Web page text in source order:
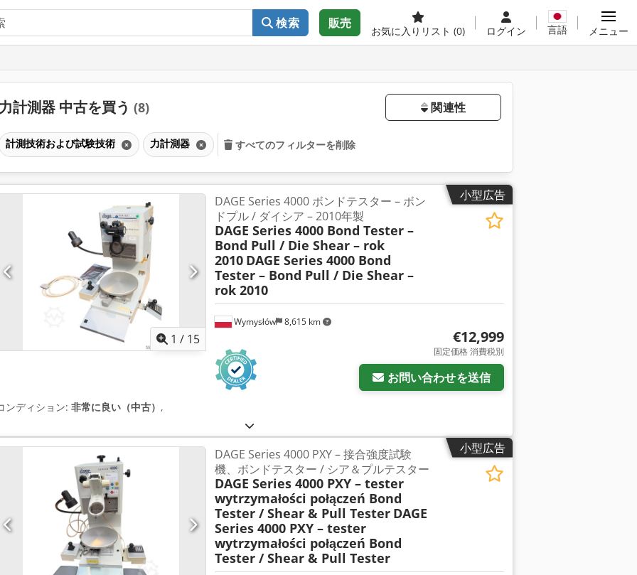
検索 販売
お気に入りリスト (0) ログイン 言語 メニュー
力計測器 中古を買う (8) 関連性
計測技術および試験技術 力計測器 すべてのフィルターを削除
小型広告
1 / 15
Wymysłów 8,615 km
DAGE Series 4000 ボンドテスター – ボン
ドプル / ダイシア – 2010年製
DAGE Series 4000 Bond Tester –
Bond Pull / Die Shear – rok
2010 DAGE Series 4000 Bond
Tester – Bond Pull / Die Shear –
rok 2010
€12,999
固定価格 消費税別
お問い合わせを送信
ンディション: 非常に良い（中古） ,
小型広告
DAGE Series 4000 PXY – 接合強度試験
機、ボンドテスター / シア＆プルテスター
DAGE Series 4000 PXY – tester
wytrzymałości połączeń Bond
Tester / Shear & Pull Tester DAGE
Series 4000 PXY – tester
wytrzymałości połączeń Bond
Tester / Shear & Pull Tester